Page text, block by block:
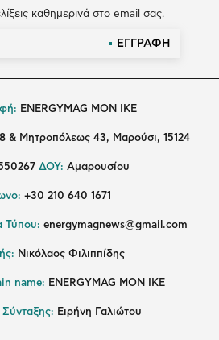
καθημερινά στο email σας.
ΕΓΓΡΑΦΗ
ENERGYMAG MON IKE
& Μητροπόλεως 43, Μαρούσι, 15124
ΔΟΥ: Αμαρουσίου
+30 210 640 1671
Τύπου: energymagnews@gmail.com
Νικόλαος Φιλιππίδης
name: ENERGYMAG ΜΟΝ ΙΚΕ
Σύνταξης: Ειρήνη Γαλιώτου